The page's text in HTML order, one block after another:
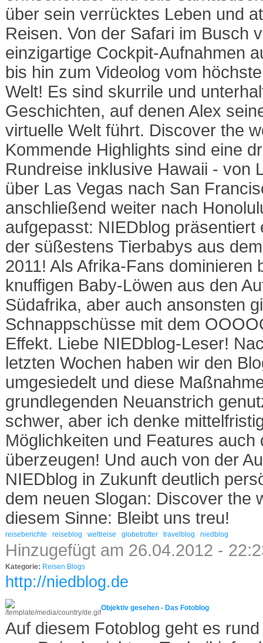
über sein verrücktes Leben und
Reisen. Von der Safari im Busch
einzigartige Cockpit-Aufnahmen
bis hin zum Videolog vom
Welt! Es sind skurrile und
Geschichten, auf denen Alex
virtuelle Welt führt. Discover the
Kommende Highlights sind eine
Rundreise inklusive Hawaii - von
über Las Vegas nach San
anschließend weiter nach
aufgepasst: NIEDblog präsentiert
der süßestens Tierbabys aus
2011! Als Afrika-Fans dominieren
knuffigen Baby-Löwen aus den
Südafrika, aber auch ansonsten
Schnappschüsse mit dem
Effekt. Liebe NIEDblog-Leser!
letzten Wochen haben wir den
umgesiedelt und diese
grundlegenden Neuanstrich
schwer, aber ich denke
Möglichkeiten und Features auch
überzeugen! Und auch von der
NIEDblog in Zukunft deutlich
dem neuen Slogan: Discover the
diesem Sinne: Bleibt uns treu!
reiseberichte reiseblog weltreise globetrotter travelblog niedblog
Hinzugefügt am 26.04.2012 -
Kategorie: Reisen Blogs
http://niedblog.de
Objektiv gesehen - Das Fotoblog
Auf diesem Fotoblog geht es